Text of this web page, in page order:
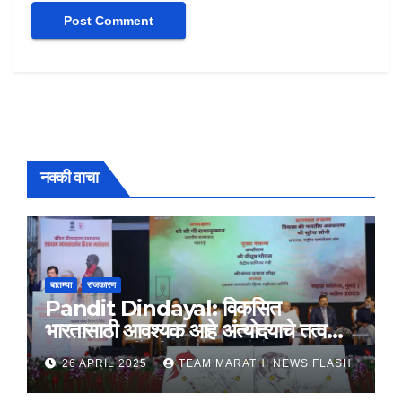
नक्की वाचा
बातम्या राजकारण
Pandit Dindayal: विकसित
भारतासाठी आवश्यक आहे अंत्योदयाचे तत्वज्ञान
– राज्यपाल सी. पी. राधाकृष्णन
26 APRIL 2025 TEAM MARATHI NEWS FLASH